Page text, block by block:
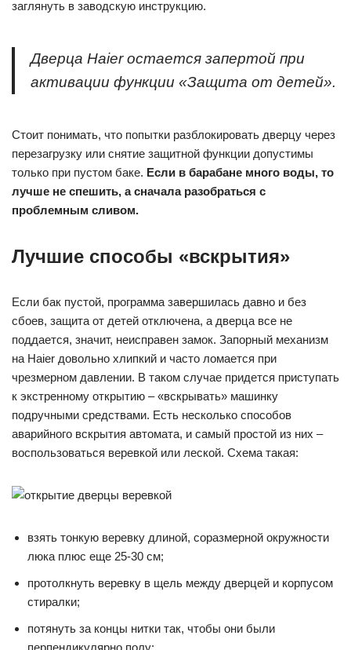
заглянуть в заводскую инструкцию.
Дверца Haier остается запертой при
активации функции «Защита от детей».
Стоит понимать, что попытки разблокировать дверцу через
перезагрузку или снятие защитной функции допустимы
только при пустом баке. Если в барабане много воды, то
лучше не спешить, а сначала разобраться с
проблемным сливом.
Лучшие способы «вскрытия»
Если бак пустой, программа завершилась давно и без
сбоев, защита от детей отключена, а дверца все не
поддается, значит, неисправен замок. Запорный механизм
на Haier довольно хлипкий и часто ломается при
чрезмерном давлении. В таком случае придется приступать
к экстренному открытию – «вскрывать» машинку
подручными средствами. Есть несколько способов
аварийного вскрытия автомата, и самый простой из них –
воспользоваться веревкой или леской. Схема такая:
взять тонкую веревку длиной, соразмерной окружности
люка плюс еще 25-30 см;
протолкнуть веревку в щель между дверцей и корпусом
стиралки;
потянуть за концы нитки так, чтобы они были
перпендикулярно полу;